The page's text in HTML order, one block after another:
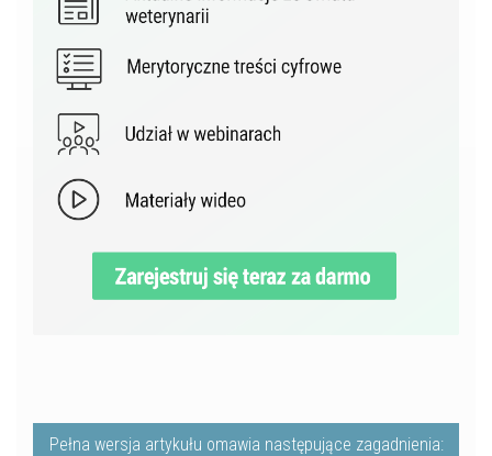
Pełna wersja artykułu omawia następujące zagadnienia: